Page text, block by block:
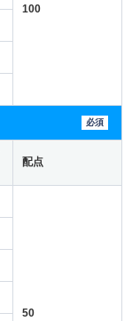
100
必須
配点
50